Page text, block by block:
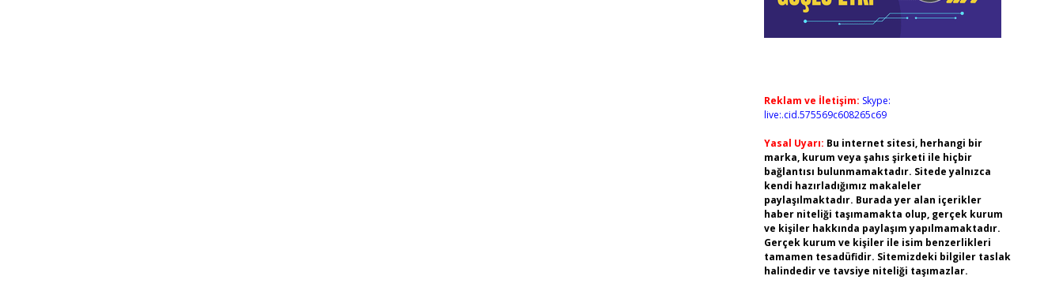
Reklam ve İletişim: Skype:
live:.cid.575569c608265c69
Yasal Uyarı: Bu internet sitesi, herhangi bir
marka, kurum veya şahıs şirketi ile hiçbir
bağlantısı bulunmamaktadır. Sitede yalnızca
kendi hazırladığımız makaleler
paylaşılmaktadır. Burada yer alan içerikler
haber niteliği taşımamakta olup, gerçek kurum
ve kişiler hakkında paylaşım yapılmamaktadır.
Gerçek kurum ve kişiler ile isim benzerlikleri
tamamen tesadüfidir. Sitemizdeki bilgiler taslak
halindedir ve tavsiye niteliği taşımazlar.